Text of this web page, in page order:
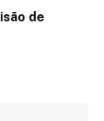
de